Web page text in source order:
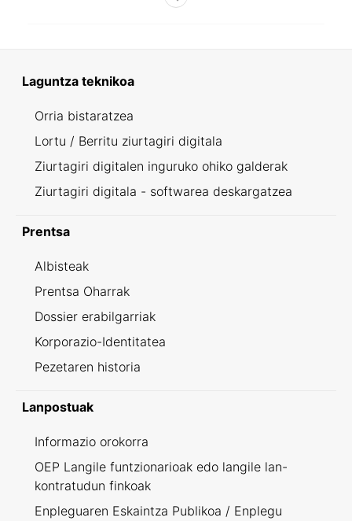
Laguntza teknikoa
Orria bistaratzea
Lortu / Berritu ziurtagiri digitala
Ziurtagiri digitalen inguruko ohiko galderak
Ziurtagiri digitala - softwarea deskargatzea
Prentsa
Albisteak
Prentsa Oharrak
Dossier erabilgarriak
Korporazio-Identitatea
Pezetaren historia
Lanpostuak
Informazio orokorra
OEP Langile funtzionarioak edo langile lan-
kontratudun finkoak
Enpleguaren Eskaintza Publikoa / Enplegu